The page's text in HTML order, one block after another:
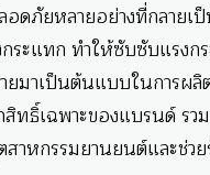
ภัยหลายอย่างที่กลายเป็
ะแทก ทำให้ซับซับแรงก
ยมาเป็นต้นแบบในการผ
ธิ์เฉพาะของแบรนด์ รว
าหกรรมยานยนต์และช่ว